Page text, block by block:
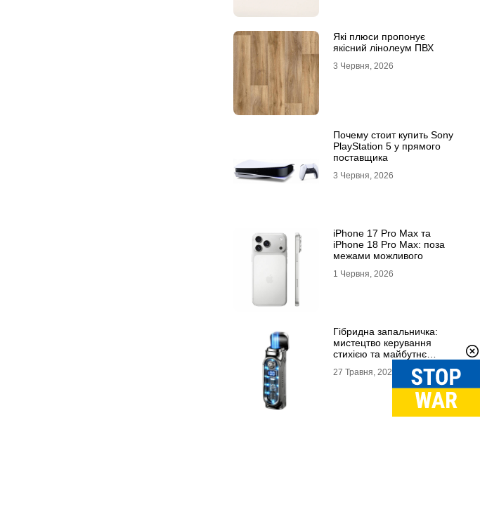
Які плюси пропонує
якісний лінолеум ПВХ
3 Червня, 2026
Почему стоит купить Sony
PlayStation 5 у прямого
поставщика
3 Червня, 2026
iPhone 17 Pro Max та
iPhone 18 Pro Max: поза
межами можливого
1 Червня, 2026
Гібридна запальничка:
мистецтво керування
стихією та майбутнє
27 Травня, 2026